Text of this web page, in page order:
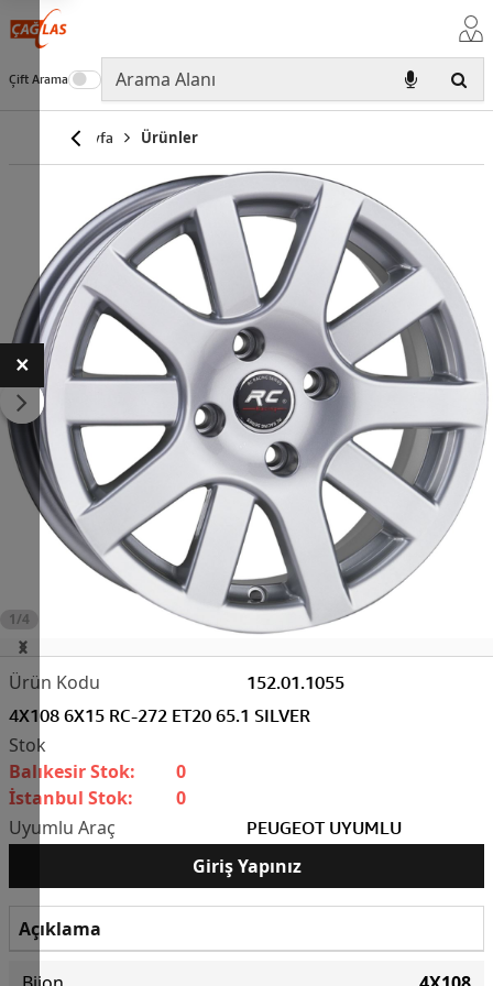
Çift Arama
Anasayfa Ürünler
1/4
152.01.1055
4X108 6X15 RC-272 ET20 65.1 SILVER
PEUGEOT UYUMLU
Balıkesir Stok:
0
İstanbul Stok:
0
Giriş Yapınız
Açıklama
×